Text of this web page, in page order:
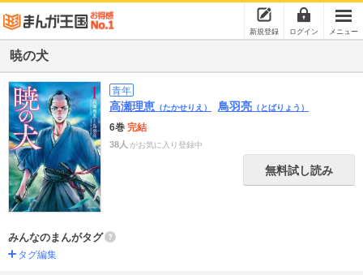
新規登録 ログイン メニュー
暁の犬
青年
高瀬理恵 （たかせりえ） 鳥羽亮 （とばりょう）
6巻 完結
38人 がお気に入り登録中
無料試し読み
みんなのまんがタグ
タグ編集